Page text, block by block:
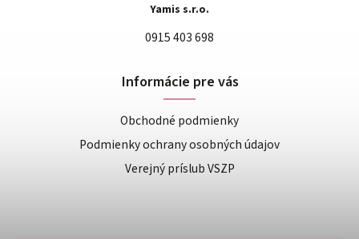
Yamis s.r.o.
0915 403 698
Informácie pre vás
Obchodné podmienky
Podmienky ochrany osobných údajov
Verejný príslub VSZP